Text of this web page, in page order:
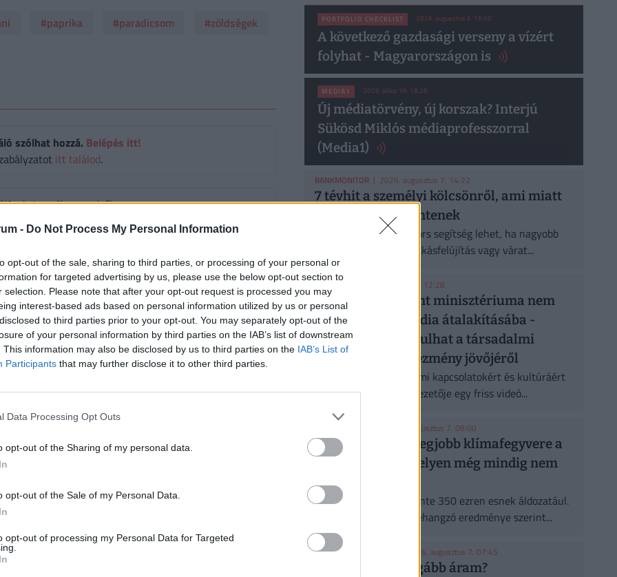
- Do Not Process My Personal Information
opt-out of the sale, sharing to third parties, or processing of your personal or
for targeted advertising by us, please use the below opt-out section to
selection. Please note that after your opt-out request is processed you may
interest-based ads based on personal information utilized by us or personal
to third parties prior to your opt-out. You may separately opt-out of the
of your personal information by third parties on the IAB’s list of downstream
This information may also be disclosed by us to third parties on the IAB’s List of
Participants that may further disclose it to other third parties.
Data Processing Opt Outs
opt-out of the Sharing of my personal data.
opt-out of the Sale of my Personal Data.
opt-out of processing my Personal Data for Targeted
#paprika #paradicsom
#zöldségek
szólhat hozzá. Belépés itt!
itt találod.
Legyél te az első!
de Pakson bármikor
PORTFOLIO CHECKLIST 2026. augusztus 6. 16:50
A következő gazdasági verseny a vízért
folyhat - Magyarországon is
MEDIA1 2026. július 16. 18:28
Új médiatörvény, új korszak? Interjú
Sükösd Miklós médiaprofesszorral
(Media1)
BANKMONITOR| 2026. augusztus 7. 14:22
7 tévhit a személyi kölcsönről, ami miatt
sokan rosszul döntenek
A személyi kölcsön gyors segítség lehet, ha nagyobb
kiadás, hitelkiváltás, lakásfelújítás vagy várat...
MEDIA1 | 2026. augusztus 7. 12:28
Tarr Zoltán szerint minisztériuma nem
szól bele a közmédia átalakításába -
heteken belül indulhat a társadalmi
egyeztetés az intézmény jövőjéről
Tarr Zoltán, a társadalmi kapcsolatokért és kultúráért
felelős minisztérium vezetője egy friss videó...
| 2026. augusztus 7. 08:00
A városok egyik legjobb klímafegyvere a
fa, de a legtöbb helyen még mindig nem
ültetnek eleget
A városi hőségnek évente 350 ezren esnek áldozatául.
Két friss kutatás egybehangzó eredménye szerint...
KONYHAKONTROLLING | 2026. augusztus 7. 07:45
Csúcsidőben drágább áram?